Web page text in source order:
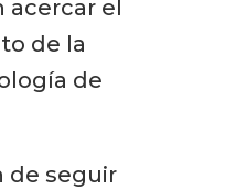
acercar el
de la
de
de seguir